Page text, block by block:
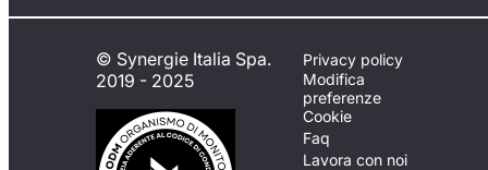
© Synergie Italia Spa.
2019 - 2025
Privacy policy
Modifica
preferenze
Cookie
Faq
Lavora con noi